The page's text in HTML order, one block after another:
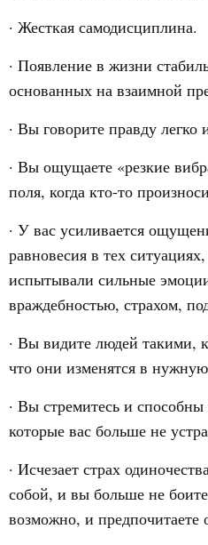
· Жесткая самодисциплина.
· Появление в жизни
основанных на взаимной
· Вы говорите правду легко
· Вы ощущаете «резкие
поля, когда кто-то
· У вас усиливается
равновесия в тех
испытывали сильные
враждебностью, страхом,
· Вы видите людей такими,
что они изменятся в
· Вы стремитесь и
которые вас больше не
· Исчезает страх
собой, и вы больше не
возможно, и предпочитаете